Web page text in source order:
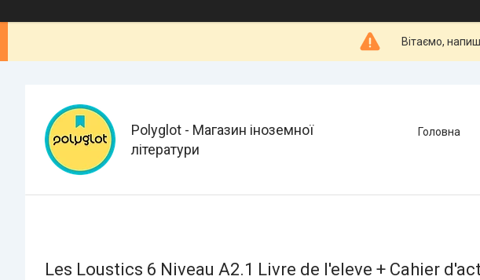
Вітаємо,
Polyglot - Магазин іноземної
літератури
Головна
Les Loustics 6 Niveau A2.1 Livre de l'eleve + Cahier